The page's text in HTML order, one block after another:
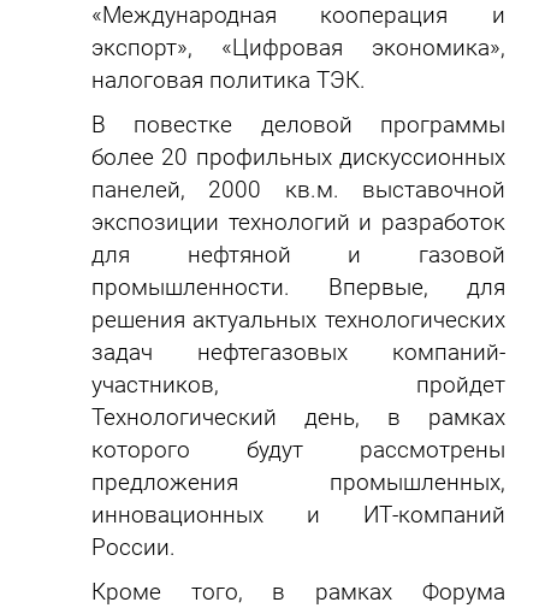
«Международная кооперация и
экспорт», «Цифровая экономика»,
налоговая политика ТЭК.
В повестке деловой программы
более 20 профильных дискуссионных
панелей, 2000 кв.м. выставочной
экспозиции технологий и разработок
для нефтяной и газовой
промышленности. Впервые, для
решения актуальных технологических
задач нефтегазовых компаний-
участников, пройдет
Технологический день, в рамках
которого будут рассмотрены
предложения промышленных,
инновационных и ИТ-компаний
России.
​Кроме того, в рамках Форума